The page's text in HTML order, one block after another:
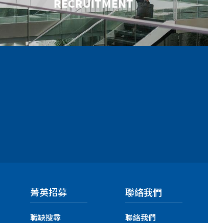
RECRUITMENT
菁英招募
職缺搜尋
聯絡我們
聯絡我們